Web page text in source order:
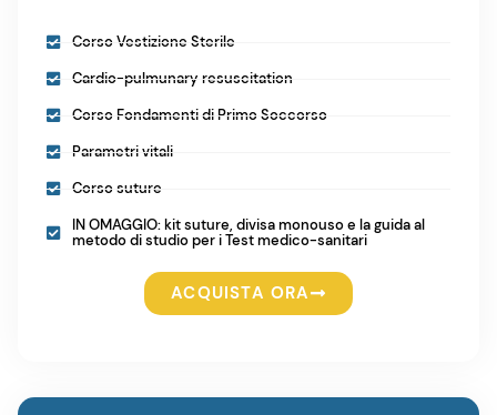
Corso Vestizione Sterile
Cardio-pulmunary resuscitation
Corso Fondamenti di Primo Soccorso
Parametri vitali
Corso suture
IN OMAGGIO: kit suture, divisa monouso e la guida al
metodo di studio per i Test medico-sanitari
ACQUISTA ORA